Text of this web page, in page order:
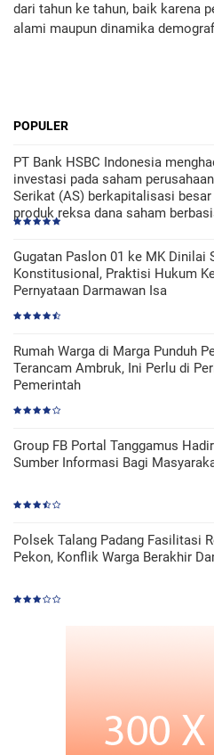
dari tahun ke tahun, baik karena
alami maupun dinamika
POPULER
PT Bank HSBC Indonesia
investasi pada saham
Serikat (AS) berkapitalisasi
produk reksa dana saham
Gugatan Paslon 01 ke MK Dinilai
Konstitusional, Praktisi Hukum
Pernyataan Darmawan Isa
Rumah Warga di Marga Punduh
Terancam Ambruk, Ini Perlu di
Pemerintah
Group FB Portal Tanggamus
Sumber Informasi Bagi
Polsek Talang Padang Fasilitasi
Pekon, Konflik Warga Berakhir